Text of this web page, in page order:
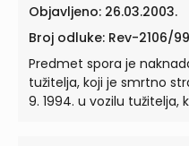
Objavljeno: 26.03.2003.
Broj odluke: Rev-2106/99
Predmet spora je
tužitelja, koji je smrtno
9. 1994. u vozilu tužitelja,